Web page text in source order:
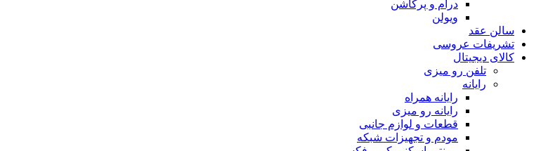
درام و پرکاشن
ویولن
سالن عقد
تشریفات عروسی
کالای دیجیتال
تلفن رو میزی
رایانه
رایانه همراه
رایانه رو میزی
قطعات و لوازم جانبی
مودم و تجهیزات شبکه